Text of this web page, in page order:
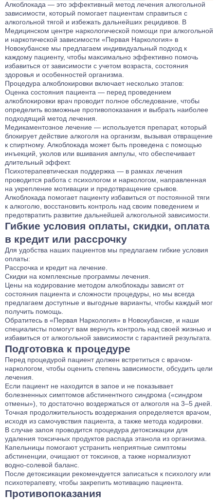
Алкоблокада — это эффективный метод лечения алкогольной
зависимости, который помогает пациентам справиться с
алкогольной тягой и избежать дальнейших рецидивов. В
Медицинском центре наркологической помощи при алкогольной
и наркотической зависимости «Первая Наркология» в
Новокубанске мы предлагаем индивидуальный подход к
каждому пациенту, чтобы максимально эффективно помочь
избавиться от зависимости с учетом возраста, состояния
здоровья и особенностей организма.
Процедура алкоблокировки включает несколько этапов:
Оценка состояния пациента — перед проведением
алкоблокировки врач проводит полное обследование, чтобы
определить возможные противопоказания и выбрать наиболее
подходящий метод лечения.
Медикаментозное лечение — используется препарат, который
блокирует действие алкоголя на организм, вызывая отвращение
к спиртному. Алкоблокада может быть проведена с помощью
инъекций, уколов или вшивания ампулы, что обеспечивает
длительный эффект.
Психотерапевтическая поддержка — в рамках лечения
проводится работа с психологом и наркологом, направленная
на укрепление мотивации и предотвращение срывов.
Алкоблокада помогает пациенту избавиться от постоянной тяги
к алкоголю, восстановить контроль над своим поведением и
предотвратить развитие дальнейшей алкогольной зависимости.
Гибкие условия оплаты, скидки, оплата
в кредит или рассрочку
Для удобства наших пациентов мы предлагаем гибкие условия
оплаты:
Рассрочка и кредит на лечение.
Скидки на комплексные программы лечения.
Цены на кодирование методом алкоблокады зависят от
состояния пациента и сложности процедуры, но мы всегда
предлагаем доступные и выгодные варианты, чтобы каждый мог
получить помощь.
Обратитесь в «Первая Наркология» в Новокубанске, и наши
специалисты помогут вам вернуть контроль над своей жизнью и
избавиться от алкогольной зависимости с гарантией результата.
Подготовка к процедуре
Перед процедурой пациент должен встретиться с врачом-
наркологом, чтобы оценить степень зависимости, обсудить цели
лечения.
Если пациент не находится в запое и не показывает
болезненных симптомов абстинентного синдрома («синдром
отмены»), то достаточно воздержаться от алкоголя на 3–5 дней.
Точная продолжительность воздержания определяется врачом,
исходя из самочувствия пациента, а также метода кодировки.
В случае запоя проводится процедура детоксикации для
удаления токсичных продуктов распада этанола из организма.
Капельницы помогают устранить неприятные симптомы
абстиненции, очищают от токсинов, а также нормализуют
водно-солевой баланс.
После детоксикации рекомендуется записаться к психологу или
психотерапевту, чтобы закрепить мотивацию пациента.
Противопоказания